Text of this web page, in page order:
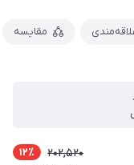
مقایسه
202,520 12٪